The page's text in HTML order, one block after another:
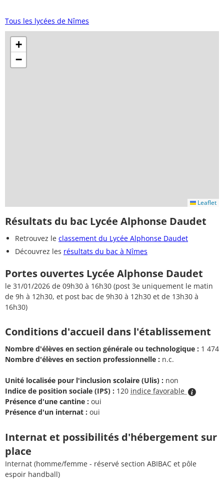
Tous les lycées de Nîmes
+
−
Leaflet
Résultats du bac Lycée Alphonse Daudet
Retrouvez le classement du Lycée Alphonse Daudet
Découvrez les résultats du bac à Nîmes
Portes ouvertes Lycée Alphonse Daudet
le 31/01/2026 de 09h30 à 16h30 (post 3e uniquement le matin
de 9h à 12h30, et post bac de 9h30 à 12h30 et de 13h30 à
16h30)
Conditions d'accueil dans l'établissement
Nombre d'élèves en section générale ou technologique : 1 474
Nombre d'élèves en section professionnelle : n.c.
Unité localisée pour l'inclusion scolaire (Ulis) : non
Indice de position sociale (IPS) : 120 indice favorable
Présence d'une cantine : oui
Présence d'un internat : oui
Internat et possibilités d'hébergement sur
place
Internat (homme/femme - réservé section ABIBAC et pôle
espoir handball)